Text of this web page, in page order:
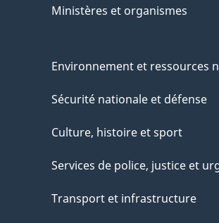
Ministères et organismes
Environnement et ressources
Sécurité nationale et défense
Culture, histoire et sport
Services de police, justice et
Transport et infrastructure